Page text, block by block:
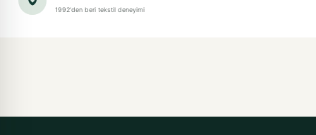
1992'den beri tekstil deneyimi